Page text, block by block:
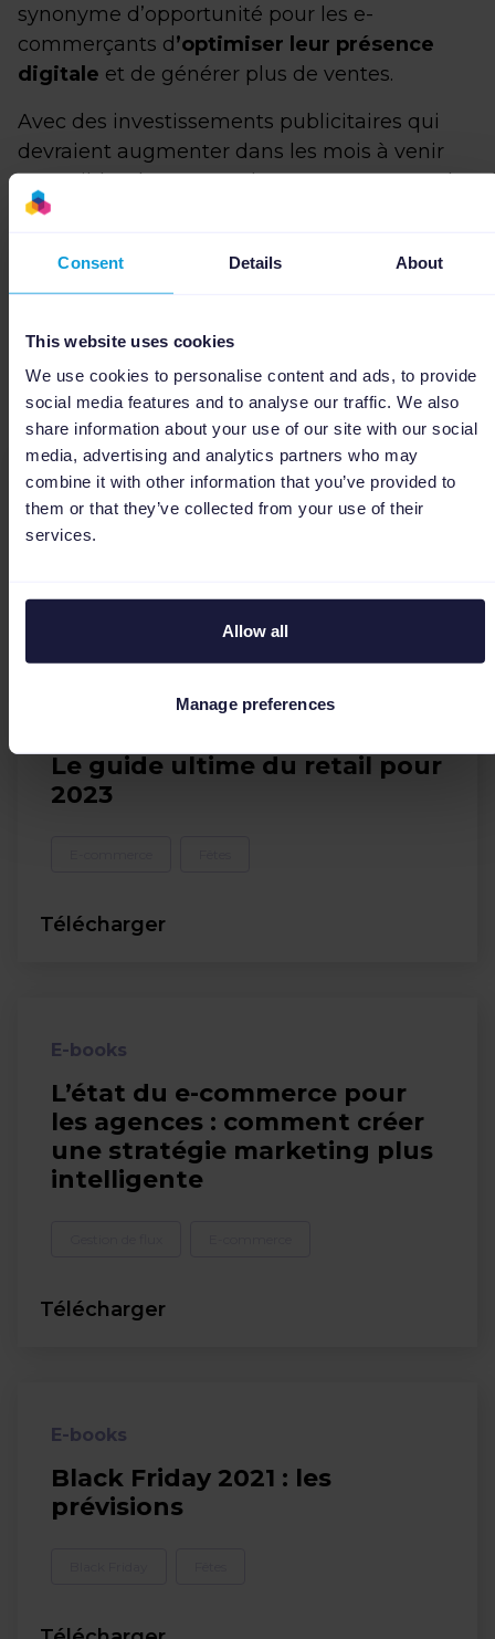
Consent Details About
This website uses cookies
We use cookies to personalise content and ads, to provide
social media features and to analyse our traffic. We also
share information about your use of our site with our social
media, advertising and analytics partners who may
combine it with other information that you’ve provided to
them or that they’ve collected from your use of their
services.
Allow all
Manage preferences
synonyme d’opportunité pour les e-
commerçants d’optimiser leur présence
digitale et de générer plus de ventes.
Avec des investissements publicitaires qui
devraient augmenter dans les mois à venir
pour cibler davantage de consommateurs, les
retailers auront besoin d’
gestion de flux
comme Channable.
Channable vous permet d’offrir les bonnes
promotions aux bons utilisateurs, et au bon
Le guide ultime du retail pour
2023
Télécharger
E-books
L’état du e-commerce pour
les agences : comment créer
une stratégie marketing plus
intelligente
Télécharger
E-books
Black Friday 2021 : les
prévisions